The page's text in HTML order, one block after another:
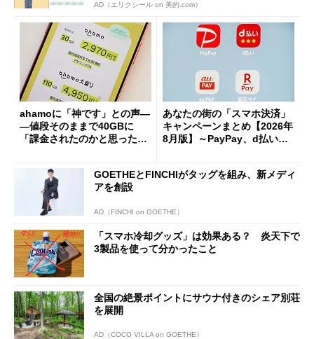
AD（エリクシール on 美的.com）
ahamoに「神です」との声―
―値段そのままで40GBに
「課金されたのかと思った」
あなたの街の「スマホ決済」
キャンペーンまとめ【2026年
8月版】～PayPay、d払い、a
GOETHEとFINCHIがタッグを組み、新メディ
アを創設
AD（FINCHI on GOETHE）
「スマホ冷却グッズ」は効果ある？ 炎天下で
3製品を使って分かったこと
全国の絶景ポイントにサウナ付きのシェア別荘
を展開
AD（COCO VILLA on GOETHE）